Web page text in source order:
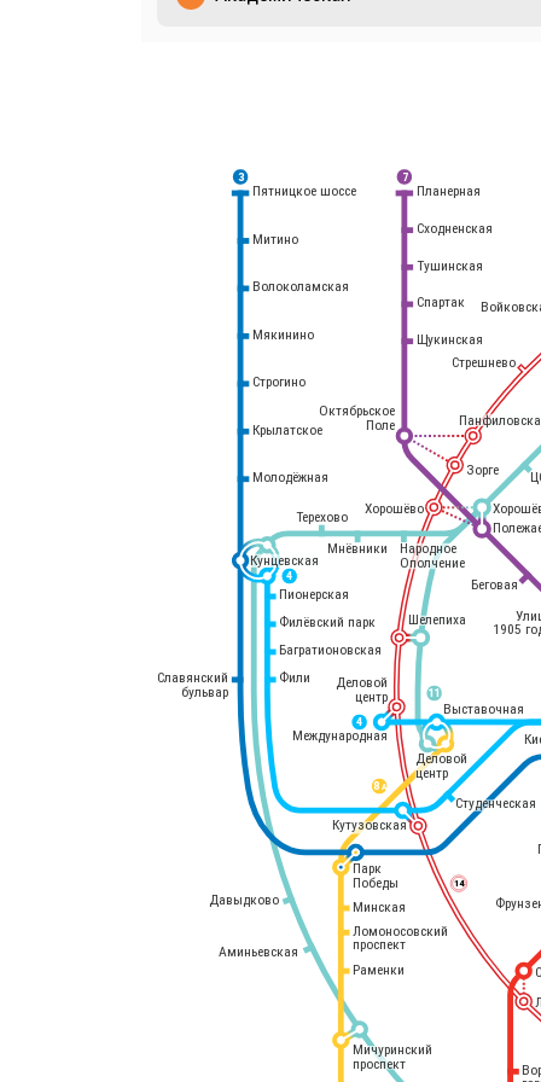
4
3
4
7
8 А
11
14
Деловой
центр
Хорошёво
Зорге
Стрешнево
Планерная
Сходненская
Тушинская
Спартак
Щукинская
Минская
Ломоносовский
проспект
Раменки
Митино
Волоколамская
Мякинино
Строгино
Крылатское
Молодёжная
Кунцевская
Парк
Победы
Пионерская
Филёвский парк
Багратионовская
Фили
Международная
Славянский
бульвар
Выставочная
Пятницкое шоссе
Беговая
1905
Мичуринский
проспект
Аминьевская
Давыдково
Терехово
Мнёвники
Народное
Ополчение
Октябрьское
Поле
Шелепиха
Деловой
центр
Кутузовская
Студенческая
Белорусский
вокзал